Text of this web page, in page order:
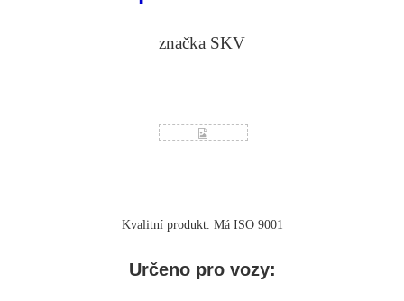
značka SKV
Kvalitní produkt. Má ISO 9001
Určeno pro vozy: